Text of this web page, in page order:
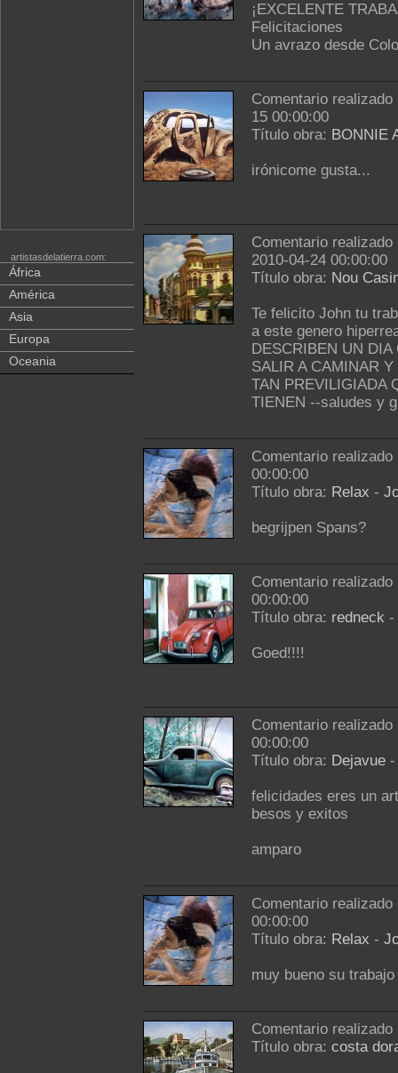
artistasdelatierra.com:
África
América
Asia
Europa
Oceania
¡EXCELENTE
Felicitaciones
Un avrazo desde
Comentario
15 00:00:00
Título obra: BONNIE
irónicome gusta...
Comentario
2010-04-24 00:00:00
Título obra: Nou
Te felicito John tu
a este genero
DESCRIBEN UN
SALIR A CAMINAR
TAN PREVILIGIADA
TIENEN --saludes y
Comentario
00:00:00
Título obra: Relax -
begrijpen Spans?
Comentario
00:00:00
Título obra: redneck -
Goed!!!!
Comentario
00:00:00
Título obra: Dejavue
felicidades eres un
besos y exitos
amparo
Comentario
00:00:00
Título obra: Relax -
muy bueno su trabajo
Comentario
Título obra: costa